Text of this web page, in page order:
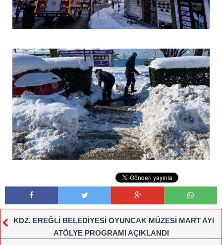
KDZ. EREĞLİ BELEDİYESİ OYUNCAK MÜZESİ MART AYI
ATÖLYE PROGRAMI AÇIKLANDI